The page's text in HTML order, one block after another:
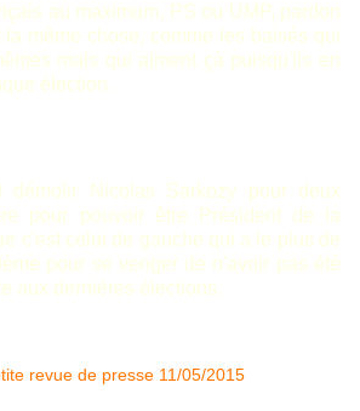
au maximum, PS ou UMP, pardon
la même chose, comme les baisés qui
mais qui aiment çà puisqu'ils en
élection.
démolir Nicolas Sarkozy pour deux
pour pouvoir être Président de la
c'est celui de gauche qui a le plus de
pour se venger de n'avoir pas été
aux dernières élections.